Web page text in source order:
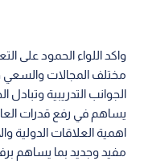
واكد اللواء الحمود على
مختلف المجالات والسعي
الجوانب التدريبية وتبادل
يساهم في رفع قدرات
اهمية العلاقات الدولية
مفيد وجديد بما يساهم